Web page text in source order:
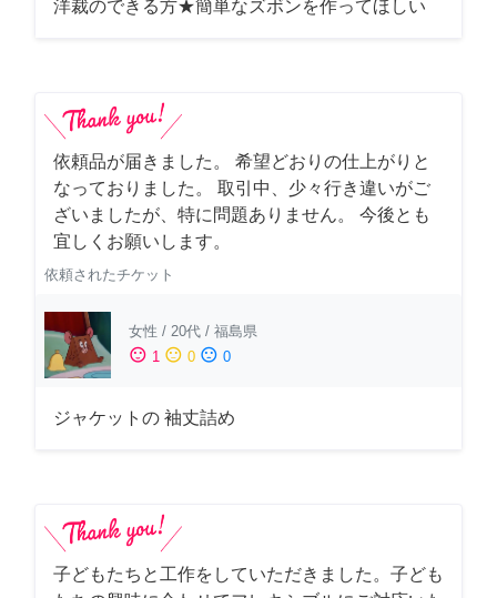
洋裁のできる方★簡単なズボンを作ってほしい
依頼品が届きました。 希望どおりの仕上がりと
なっておりました。 取引中、少々行き違いがご
ざいましたが、特に問題ありません。 今後とも
宜しくお願いします。
依頼されたチケット
女性 / 20代 / 福島県
sentiment_satisfied 1 sentiment_neutral 0 sentiment_dissatisfied 0
ジャケットの 袖丈詰め
子どもたちと工作をしていただきました。子ども